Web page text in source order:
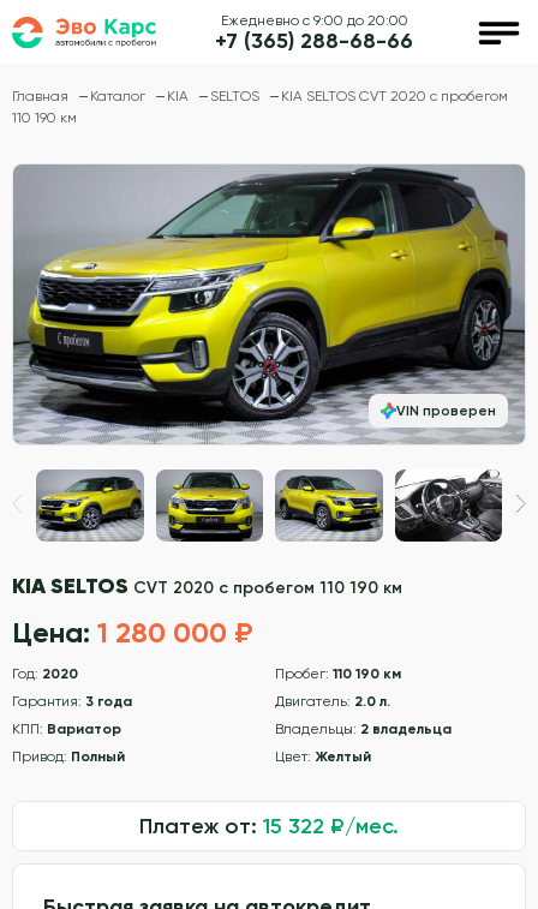
Ежедневно с 9:00 до 20:00
+7 (365) 288-68-66
Главная Каталог KIA SELTOS
KIA SELTOS CVT 2020 с пробегом
110 190 км
KIA SELTOS CVT 2020 с пробегом 110 190 км
Цена: 1 280 000 ₽
Год: 2020 Пробег: 110 190 км
Гарантия: 3 года Двигатель: 2.0 л.
КПП: Вариатор Владельцы: 2 владельца
Привод: Полный Цвет: Желтый
Платеж от: 15 322 ₽/мес.
VIN проверен